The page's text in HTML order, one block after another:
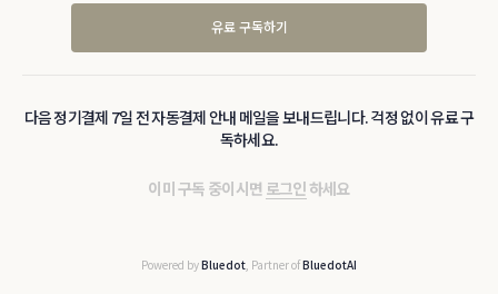
유료 구독하기
다음 정기결제 7일 전 자동결제 안내 메일을 보내드립니다. 걱정 없이 유료 구
독하세요.
이미 구독 중이시면 로그인 하세요
Powered byBluedot, Partner ofBluedotAI